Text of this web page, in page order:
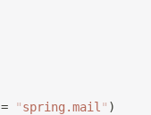
= "spring.mail " )